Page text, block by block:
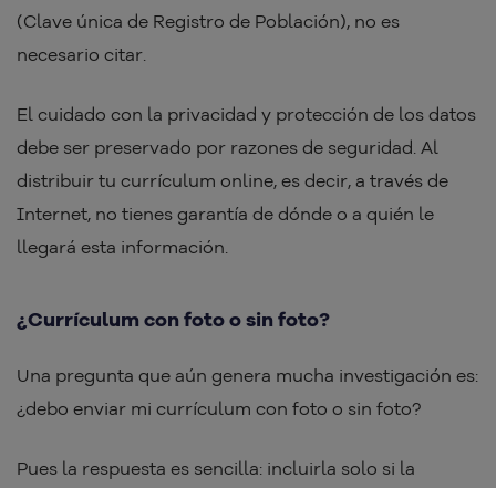
(Clave única de Registro de Población), no es
necesario citar.
El cuidado con la privacidad y protección de los datos
debe ser preservado por razones de seguridad. Al
distribuir tu currículum online, es decir, a través de
Internet, no tienes garantía de dónde o a quién le
llegará esta información.
¿Currículum con foto o sin foto?
Una pregunta que aún genera mucha investigación es:
¿debo enviar mi currículum con foto o sin foto?
Pues la respuesta es sencilla: incluirla solo si la